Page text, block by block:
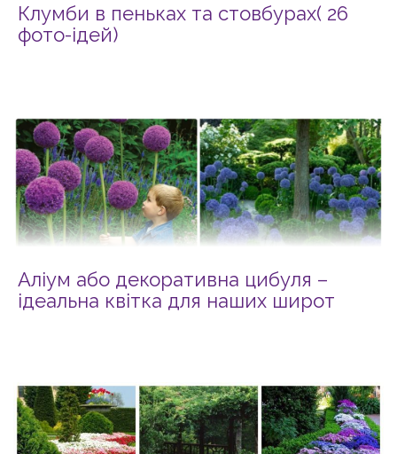
Клумби в пеньках та стовбурах( 26
фото-ідей)
Аліум або декоративна цибуля –
ідеальна квітка для наших широт